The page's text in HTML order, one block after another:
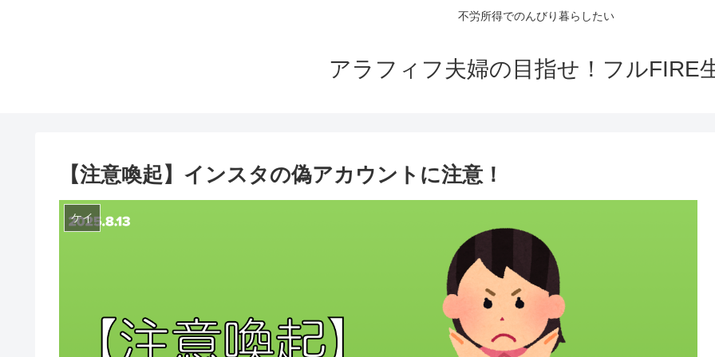
不労所得でのんびり暮らしたい
アラフィフ夫婦の目指せ！フルFIRE
【注意喚起】インスタの偽アカウントに注意！
ケイ